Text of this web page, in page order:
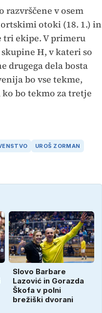
razvrščene v osem
otoki (18. 1.) in
tri ekipe. V primeru
H, v kateri so
drugega dela bosta
bo vse tekme,
bo tekmo za tretje
UROŠ ZORMAN
Slovo Barbare
Lazović in Gorazda
Škofa v polni
brežiški dvorani